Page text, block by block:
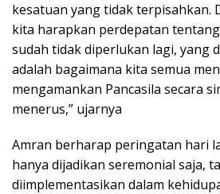
kesatuan yang tidak terpisahkan.
kita harapkan perdepatan
sudah tidak diperlukan lagi, yang
adalah bagaimana kita semua
mengamankan Pancasila secara
menerus,” ujarnya
Amran berharap peringatan hari
hanya dijadikan seremonial saja,
diimplementasikan dalam